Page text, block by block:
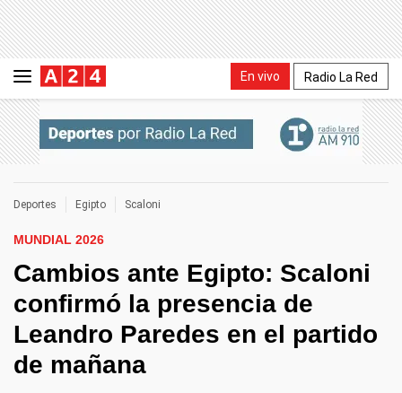
En vivo Radio La Red
Deportes Egipto Scaloni
MUNDIAL 2026
Cambios ante Egipto: Scaloni
confirmó la presencia de
Leandro Paredes en el partido
de mañana